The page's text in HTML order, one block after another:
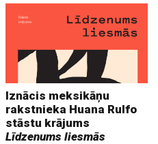
Iznācis meksikāņu
rakstnieka Huana Rulfo
stāstu krājums
Līdzenums liesmās